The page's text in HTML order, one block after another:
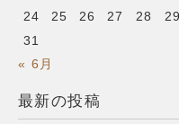
« 6月
24
25 26 27 28 29
31
最新の投稿